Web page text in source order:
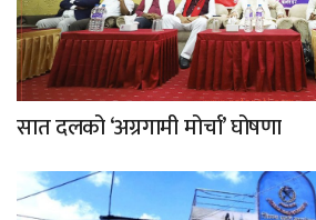
सात दलको ‘अग्रगामी मोर्चा’ घोषणा